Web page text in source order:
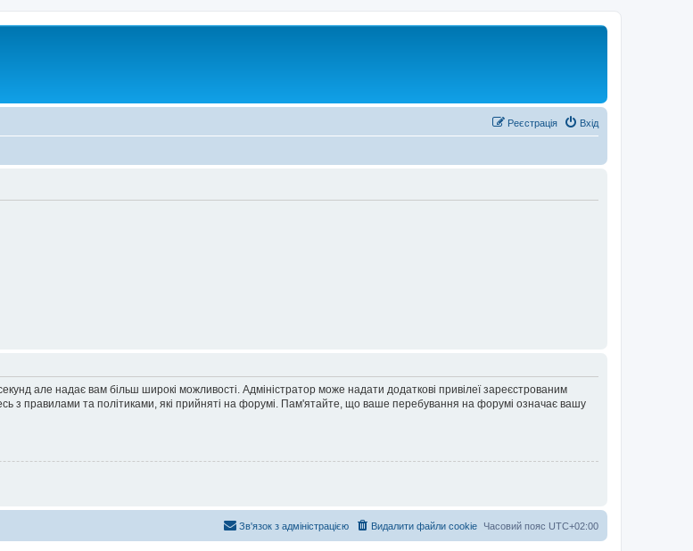
Вхід
Реєстрація
але надає вам більш широкі можливості. Адміністратор може надати додаткові привілеї зареєстрованим
з правилами та політиками, які прийняті на форумі. Пам'ятайте, що ваше перебування на форумі означає вашу
Часовий пояс UTC+02:00
Видалити файли cookie
Зв'язок з адміністрацією